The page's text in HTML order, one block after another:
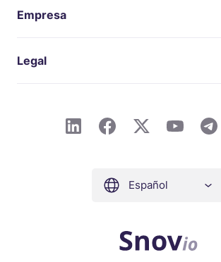
Empresa
Legal
Español